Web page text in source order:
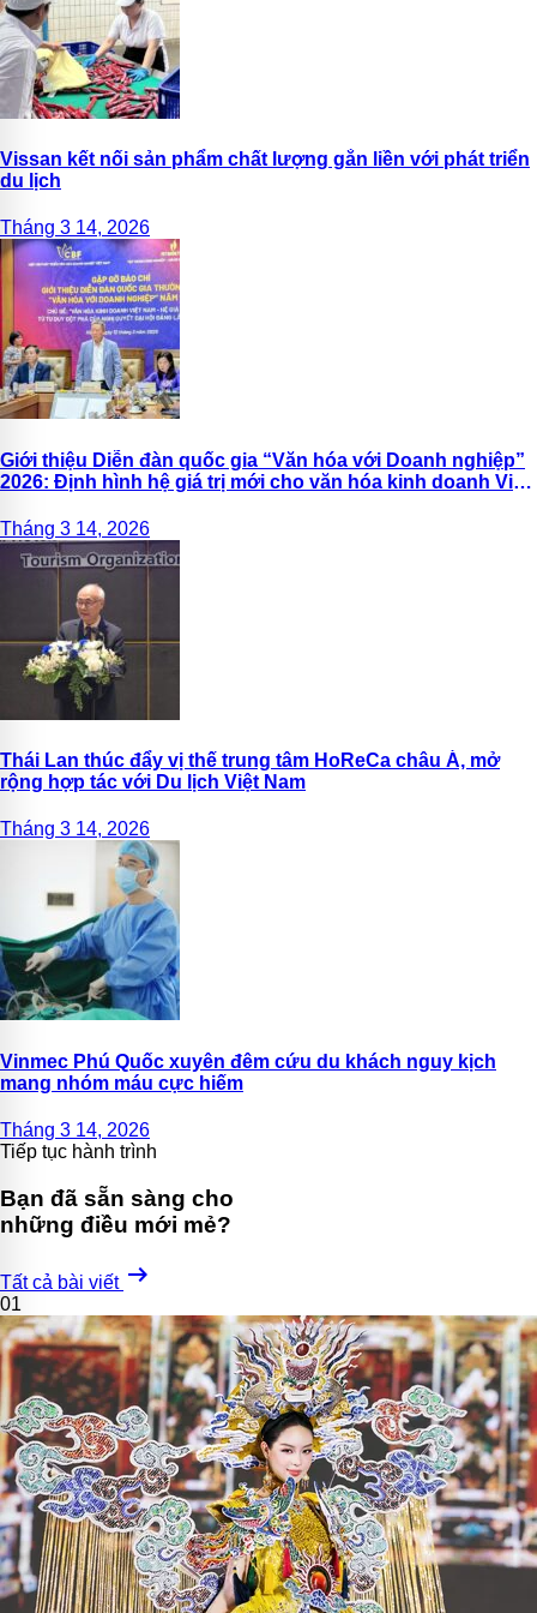
Vissan kết nối sản phẩm chất lượng gắn liền với phát triển
du lịch
Tháng 3 14, 2026
Giới thiệu Diễn đàn quốc gia “Văn hóa với Doanh nghiệp”
2026: Định hình hệ giá trị mới cho văn hóa kinh doanh Việt
Tháng 3 14, 2026
Thái Lan thúc đẩy vị thế trung tâm HoReCa châu Á, mở
rộng hợp tác với Du lịch Việt Nam
Tháng 3 14, 2026
Vinmec Phú Quốc xuyên đêm cứu du khách nguy kịch
mang nhóm máu cực hiếm
Tháng 3 14, 2026
Tiếp tục hành trình
Bạn đã sẵn sàng cho
những điều mới mẻ?
Tất cả bài viết arrow_right_alt
01